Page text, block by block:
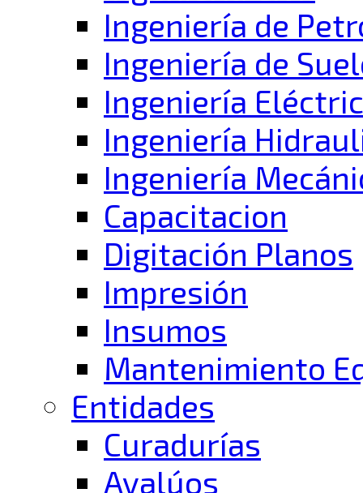
Ingeniería de
Ingeniería de
Ingeniería
Ingeniería
Ingeniería
Capacitacion
Digitación Planos
Impresión
Insumos
Mantenimiento
Entidades
Curadurías
Avalúos